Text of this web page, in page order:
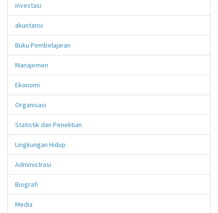
investasi
akuntansi
Buku Pembelajaran
Manajemen
Ekonomi
Organisasi
Statistik dan Penelitian
Lingkungan Hidup
Administrasi
Biografi
Media